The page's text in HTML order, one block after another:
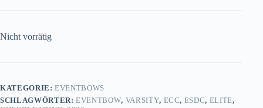
Nicht vorrätig
KATEGORIE:EVENTBOWS
SCHLAGWÖRTER:EVENTBOW, VARSITY, ECC, ESDC, ELITE,